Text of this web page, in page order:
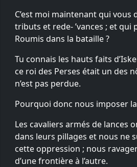
C’est moi maintenant qui vous
tributs et rede- ’vances ; et
Roumis dans la bataille ?
Tu connais les hauts faits
ce roi des Perses était un des
n’est pas perdue.
Pourquoi donc nous imposer
Les cavaliers armés de lances
dans leurs pillages et nous ne
cette oppression ; nous
d’une frontière à l’autre.